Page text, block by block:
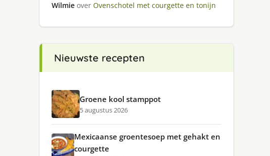
Wilmie over Ovenschotel met courgette en tonijn
Nieuwste recepten
Groene kool stamppot
5 augustus 2026
Mexicaanse groentesoep met gehakt en
courgette